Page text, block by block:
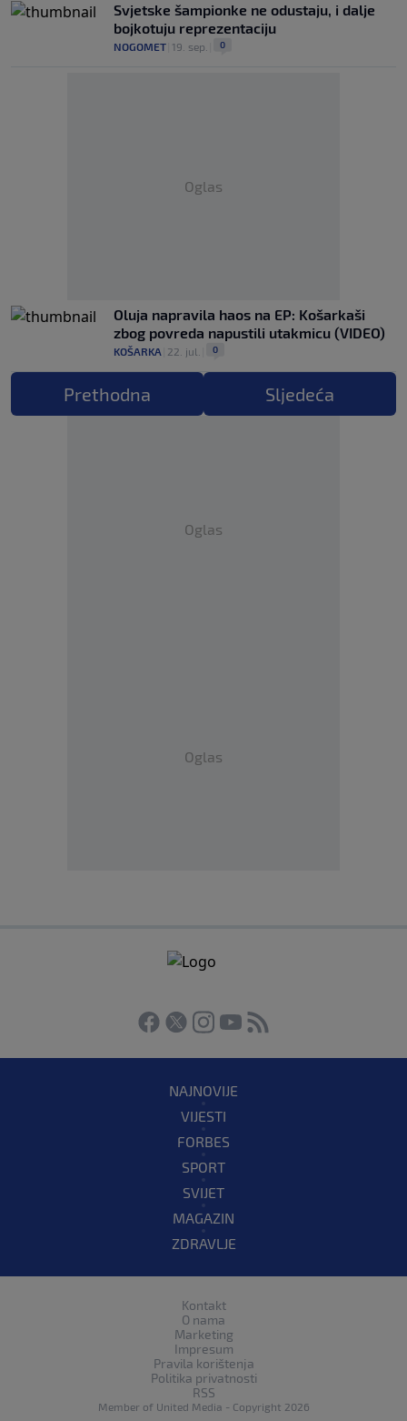
Svjetske šampionke ne odustaju, i dalje
bojkotuju reprezentaciju
NOGOMET 19. sep. 0
Oglas
Oluja napravila haos na EP: Košarkaši
zbog povreda napustili utakmicu (VIDEO)
KOŠARKA 22. jul. 0
Prethodna Sljedeća
Oglas
Oglas
NAJNOVIJE
VIJESTI
FORBES
SPORT
SVIJET
MAGAZIN
ZDRAVLJE
Kontakt
O nama
Marketing
Impresum
Pravila korištenja
Politika privatnosti
RSS
Member of United Media - Copyright 2026